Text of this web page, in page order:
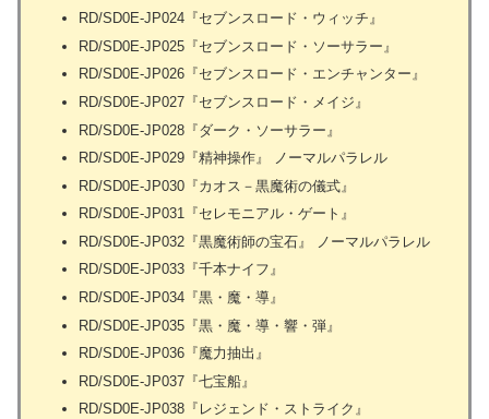
RD/SD0E-JP024『セブンスロード・ウィッチ』
RD/SD0E-JP025『セブンスロード・ソーサラー』
RD/SD0E-JP026『セブンスロード・エンチャンター』
RD/SD0E-JP027『セブンスロード・メイジ』
RD/SD0E-JP028『ダーク・ソーサラー』
RD/SD0E-JP029『精神操作』 ノーマルパラレル
RD/SD0E-JP030『カオス－黒魔術の儀式』
RD/SD0E-JP031『セレモニアル・ゲート』
RD/SD0E-JP032『黒魔術師の宝石』 ノーマルパラレル
RD/SD0E-JP033『千本ナイフ』
RD/SD0E-JP034『黒・魔・導』
RD/SD0E-JP035『黒・魔・導・響・弾』
RD/SD0E-JP036『魔力抽出』
RD/SD0E-JP037『七宝船』
RD/SD0E-JP038『レジェンド・ストライク』